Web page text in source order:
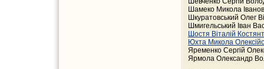
Шамеко Микола
Шкуратовський Олег
Шмигельський Іван
Шостя Віталій
Юхта Микола
Яременко Сергій
Ярмола Олександр